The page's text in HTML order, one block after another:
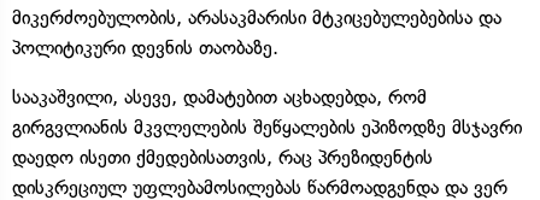
მიკერძოებულობის, არასაკმარისი მტკიცებულებებისა და
პოლიტიკური დევნის თაობაზე.
სააკაშვილი, ასევე, დამატებით აცხადებდა, რომ
გირგვლიანის მკვლელების შეწყალების ეპიზოდზე მსჯავრი
დაედო ისეთი ქმედებისათვის, რაც პრეზიდენტის
დისკრეციულ უფლებამოსილებას წარმოადგენდა და ვერ